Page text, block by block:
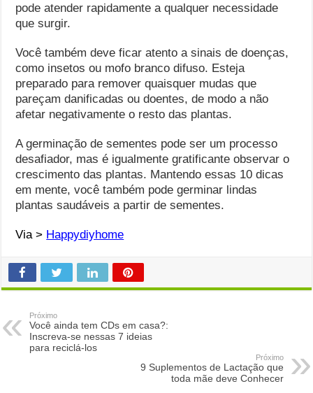
pode atender rapidamente a qualquer necessidade
que surgir.
Você também deve ficar atento a sinais de doenças,
como insetos ou mofo branco difuso. Esteja
preparado para remover quaisquer mudas que
pareçam danificadas ou doentes, de modo a não
afetar negativamente o resto das plantas.
A germinação de sementes pode ser um processo
desafiador, mas é igualmente gratificante observar o
crescimento das plantas. Mantendo essas 10 dicas
em mente, você também pode germinar lindas
plantas saudáveis ​​a partir de sementes.
Via > Happydiyhome
Próximo
Você ainda tem CDs em casa?:
Inscreva-se nessas 7 ideias
para reciclá-los
Próximo
9 Suplementos de Lactação que
toda mãe deve Conhecer